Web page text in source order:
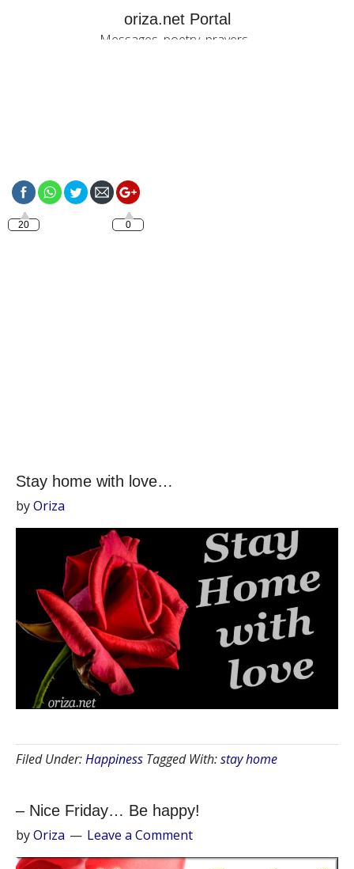
oriza.net Portal
Messages, poetry, prayers...
Stay home with love…
byOriza
Filed Under:Happiness Tagged With:stay home
– Nice Friday… Be happy!
byOriza Leave a Comment
20 0